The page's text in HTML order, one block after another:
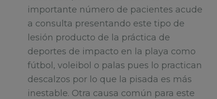
importante número de pacientes acude
a consulta presentando este tipo de
lesión producto de la práctica de
deportes de impacto en la playa como
fútbol, voleibol o palas pues lo practican
descalzos por lo que la pisada es más
inestable. Otra causa común para este